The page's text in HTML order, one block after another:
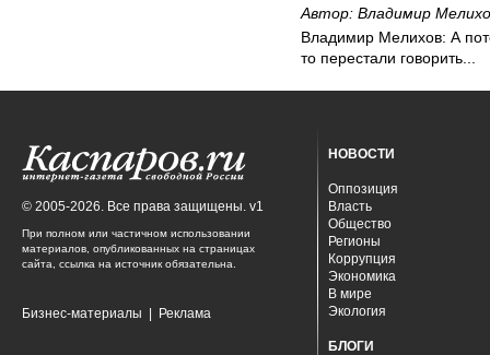
Автор: Владимир
Владимир Мелихов: А
то перестали говорить...
© 2005-2026. Все права защищены. v1
При полном или частичном использовании
материалов, опубликованных на страницах
сайта, ссылка на источник обязательна.
Бизнес-материалы Реклама
НОВОСТИ
Оппозиция
Власть
Общество
Регионы
Коррупция
Экономика
В мире
Экология
БЛОГИ